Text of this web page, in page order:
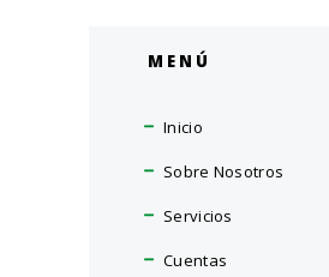
MENÚ
Inicio
Sobre Nosotros
Servicios
Cuentas